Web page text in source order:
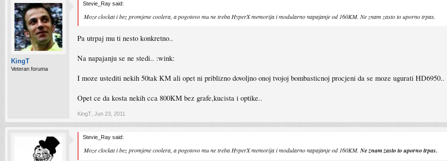
KingT
Veteran foruma
Stevie_Ray said:
Moze clockat i bez promjene coolera, a pogotovo mu ne treba HyperX memorija i modularno napajanje od 160KM. Ne znam zasto to uporno trpas.
Pa utrpaj mu ti nesto konkretno..
Na napajanju se ne stedi.. :wink:
I moze ustediti nekih 50tak KM ali opet ni priblizno dovoljno onoj tvojoj bombasticnoj procjeni da se moze ugurati
Opet ce da kosta nekih cca 800KM bez grafe,kucista i optike..
KingT Jun 23, 2011
Stevie_Ray said:
Moze clockat i bez promjene coolera, a pogotovo mu ne treba HyperX memorija i modularno napajanje od 160KM. Ne znam zasto to uporno trpas.